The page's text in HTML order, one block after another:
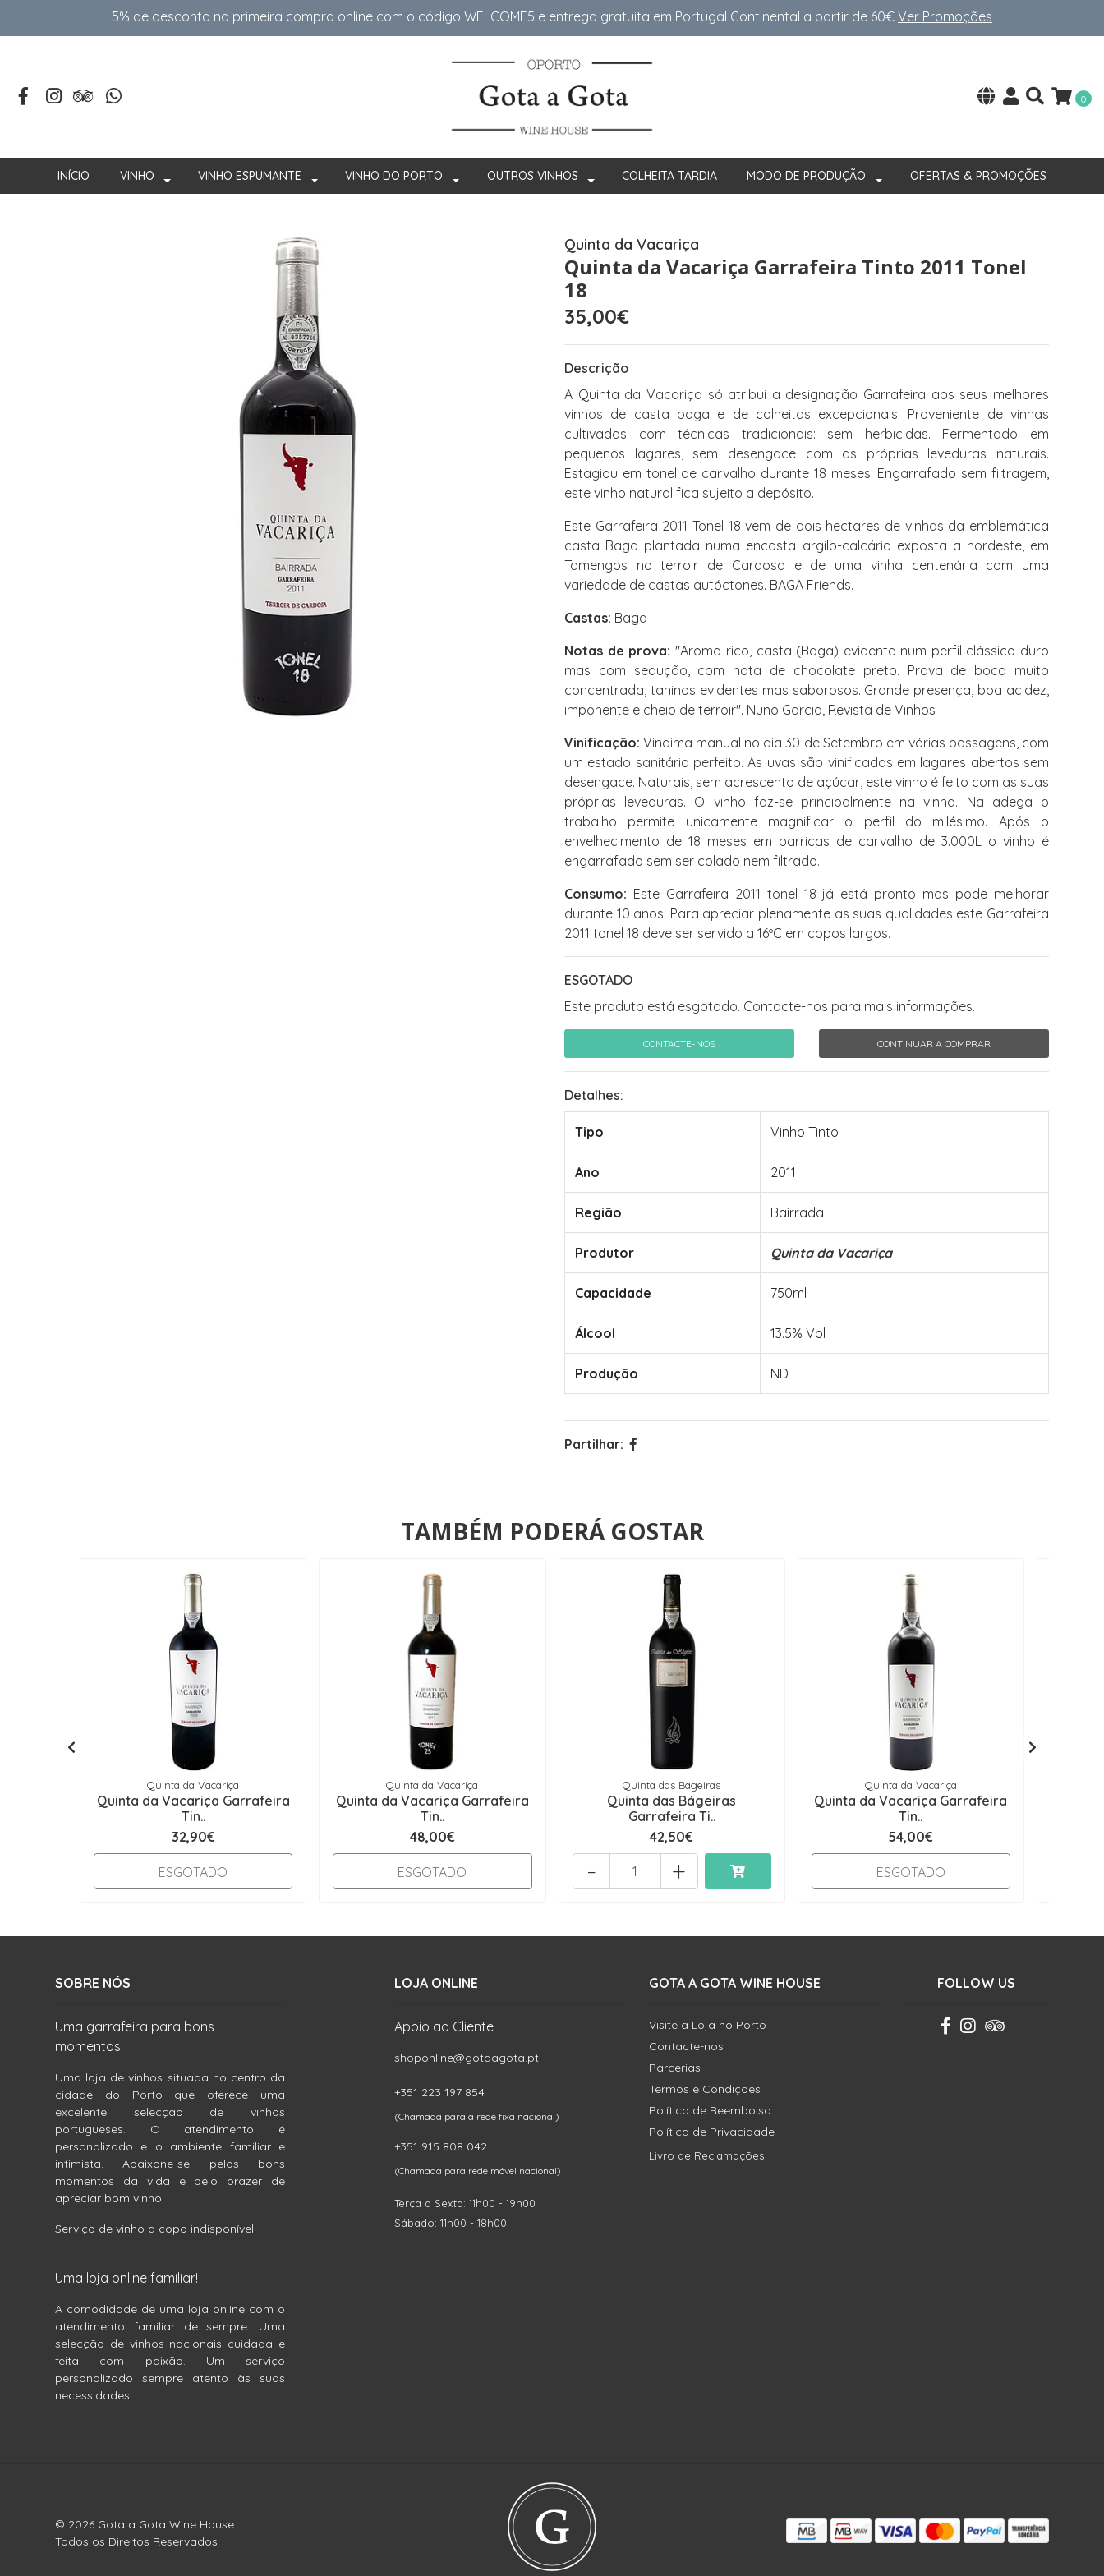
5% de desconto na primeira compra online com o código WELCOME5 e entrega gratuita em Portugal Continental a partir de 60€ Ver Promoções
0
INÍCIO VINHO VINHO ESPUMANTE VINHO DO PORTO OUTROS VINHOS COLHEITA TARDIA MODO DE PRODUÇÃO OFERTAS & PROMOÇÕES
Quinta da Vacariça
Quinta da Vacariça Garrafeira Tinto 2011 Tonel
18
35,00€
Descrição
A Quinta da Vacariça só atribui a designação Garrafeira aos seus melhores
vinhos de casta baga e de colheitas excepcionais. Proveniente de vinhas
cultivadas com técnicas tradicionais: sem herbicidas. Fermentado em
pequenos lagares, sem desengace com as próprias leveduras naturais.
Estagiou em tonel de carvalho durante 18 meses. Engarrafado sem filtragem,
este vinho natural fica sujeito a depósito.
Este Garrafeira 2011 Tonel 18 vem de dois hectares de vinhas da emblemática
casta Baga plantada numa encosta argilo-calcária exposta a nordeste, em
Tamengos no terroir de Cardosa e de uma vinha centenária com uma
variedade de castas autóctones. BAGA Friends.
Castas: Baga
Notas de prova: "Aroma rico, casta (Baga) evidente num perfil clássico duro
mas com sedução, com nota de chocolate preto. Prova de boca muito
concentrada, taninos evidentes mas saborosos. Grande presença, boa acidez,
imponente e cheio de terroir". Nuno Garcia, Revista de Vinhos
Vinificação: Vindima manual no dia 30 de Setembro em várias passagens, com
um estado sanitário perfeito. As uvas são vinificadas em lagares abertos sem
desengace. Naturais, sem acrescento de açúcar, este vinho é feito com as suas
próprias leveduras. O vinho faz-se principalmente na vinha. Na adega o
trabalho permite unicamente magnificar o perfil do milésimo. Após o
envelhecimento de 18 meses em barricas de carvalho de 3.000L o vinho é
engarrafado sem ser colado nem filtrado.
Consumo: Este Garrafeira 2011 tonel 18 já está pronto mas pode melhorar
durante 10 anos. Para apreciar plenamente as suas qualidades este Garrafeira
2011 tonel 18 deve ser servido a 16ºC em copos largos.
ESGOTADO
Este produto está esgotado. Contacte-nos para mais informações.
CONTACTE-NOS CONTINUAR A COMPRAR
Detalhes:
Tipo Vinho Tinto
Ano 2011
Região Bairrada
Produtor Quinta da Vacariça
Capacidade 750ml
Álcool 13.5% Vol
Produção ND
Partilhar:
TAMBÉM PODERÁ GOSTAR
Quinta da Vacariça
Quinta da Vacariça Garrafeira
Tin..
32,90€
ESGOTADO
Quinta da Vacariça
Quinta da Vacariça Garrafeira
Tin..
48,00€
ESGOTADO
Quinta das Bágeiras
Quinta das Bágeiras
Garrafeira Ti..
42,50€
+
-
Quinta da Vacariça
Quinta da Vacariça Garrafeira
Tin..
54,00€
ESGOTADO
SOBRE NÓS
Uma garrafeira para bons
momentos!
Uma loja de vinhos situada no centro da
cidade do Porto que oferece uma
excelente selecção de vinhos
portugueses. O atendimento é
personalizado e o ambiente familiar e
intimista. Apaixone-se pelos bons
momentos da vida e pelo prazer de
apreciar bom vinho!
Serviço de vinho a copo indisponível.
Uma loja online familiar!
A comodidade de uma loja online com o
atendimento familiar de sempre. Uma
selecção de vinhos nacionais cuidada e
feita com paixão. Um serviço
personalizado sempre atento às suas
necessidades.
LOJA ONLINE
Apoio ao Cliente
shoponline@gotaagota.pt
+351 223 197 854
(Chamada para a rede fixa nacional)
+351 915 808 042
(Chamada para rede móvel nacional)
Terça a Sexta: 11h00 - 19h00
Sábado: 11h00 - 18h00
GOTA A GOTA WINE HOUSE
Visite a Loja no Porto
Contacte-nos
Parcerias
Termos e Condições
Política de Reembolso
Política de Privacidade
Livro de Reclamações
FOLLOW US
© 2026 Gota a Gota Wine House
Todos os Direitos Reservados